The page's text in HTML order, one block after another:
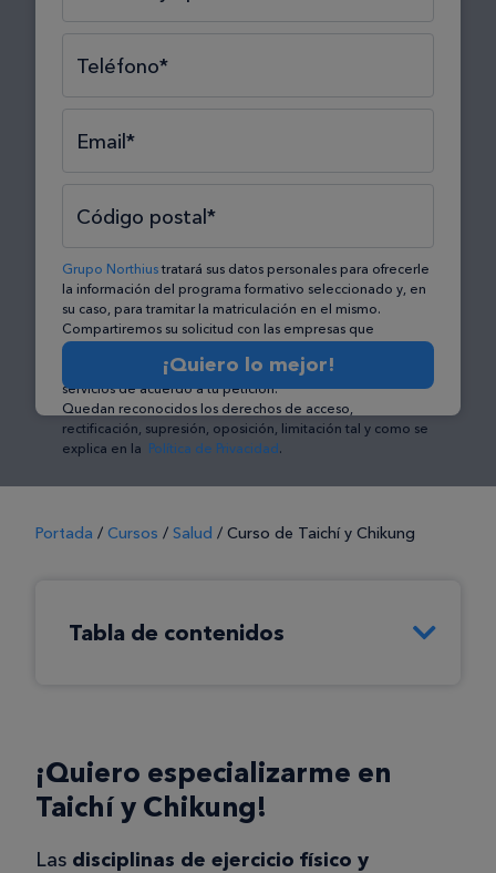
Teléfono*
Email*
Código postal*
Grupo Northiustratará sus datos personales para ofrecerle
la información del programa formativo seleccionado y, en
su caso, para tramitar la matriculación en el mismo.
Compartiremos su solicitud con las empresas que
conforman el
puedan hacerle llegar la mejor oferta de productos y
servicios de acuerdo a tu petición.
Quedan reconocidos los derechos de acceso,
rectificación, supresión, oposición, limitación tal y como se
explica en la Política de Privacidad.
¡Quiero lo mejor!
Portada / Cursos / Salud / Curso de Taichí y Chikung
Tabla de contenidos
¡Quiero especializarme en
Taichí y Chikung!
Las disciplinas de ejercicio físico y